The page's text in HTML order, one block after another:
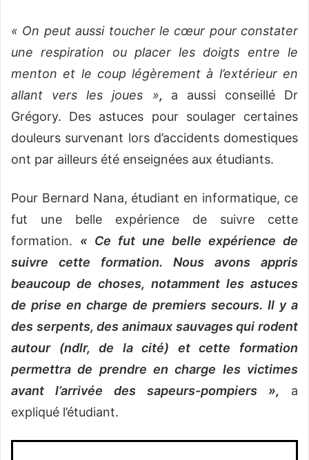
« On peut aussi toucher le cœur pour constater
une respiration ou placer les doigts entre le
menton et le coup légèrement à l’extérieur en
allant vers les joues », a aussi conseillé Dr
Grégory. Des astuces pour soulager certaines
douleurs survenant lors d’accidents domestiques
ont par ailleurs été enseignées aux étudiants.
Pour Bernard Nana, étudiant en informatique, ce
fut une belle expérience de suivre cette
formation. « Ce fut une belle expérience de
suivre cette formation. Nous avons appris
beaucoup de choses, notamment les astuces
de prise en charge de premiers secours. Il y a
des serpents, des animaux sauvages qui rodent
autour (ndlr, de la cité) et cette formation
permettra de prendre en charge les victimes
avant l’arrivée des sapeurs-pompiers », a
expliqué l’étudiant.